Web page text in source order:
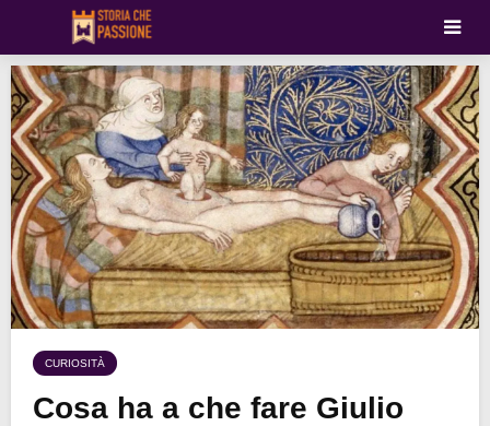
CURIOSITÀ
Cosa ha a che fare Giulio